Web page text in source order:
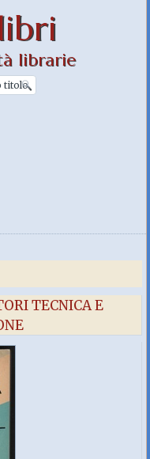
librarie
TECNICA E